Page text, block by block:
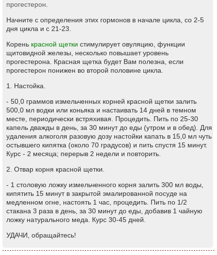
прогестерон
Начните с определения этих гормонов в начале цикла, со 2-5
дня цикла и с 21-23.
Корень красной щетки стимулирует овуляцию, функции
щитовидной железы, несколько повышает уровень
прогестерона. Красная щетка будет Вам полезна, если
прогестерон понижен во второй половине цикла.
1. Настойка.
- 50,0 граммов измельченных корней красной щетки залить
500,0 мл водки или коньяка и настаивать 14 дней в темном
месте, периодически встряхивая. Процедить. Пить по 25-30
капель дважды в день, за 30 минут до еды (утром и в обед). Для
удаления алкоголя разовую дозу настойки капать в 15,0 мл чуть
остывшего кипятка (около 70 градусов) и пить спустя 15 минут.
Курс - 2 месяца; перерыв 2 недели и повторить.
2. Отвар корня красной щетки.
- 1 столовую ложку измельченного корня залить 300 мл воды,
кипятить 15 минут в закрытой эмалированной посуде на
медленном огне, настоять 1 час, процедить. Пить по 1/2
стакана 3 раза в день, за 30 минут до еды, добавив 1 чайную
ложку натурального меда. Курс 30-45 дней.
УДАЧИ, обращайтесь!